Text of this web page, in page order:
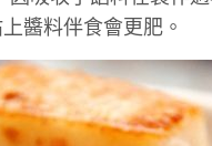
醬料伴食會更肥。